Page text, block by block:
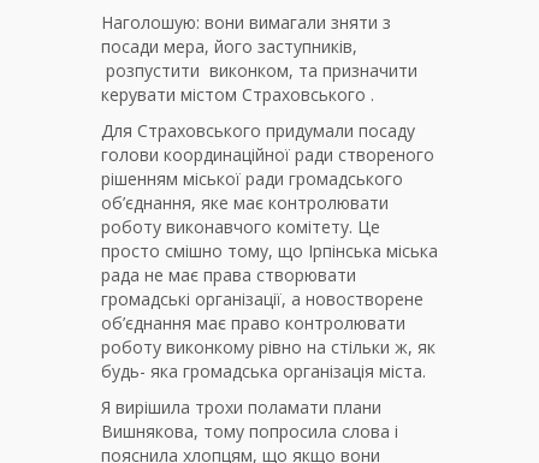
Наголошую: вони вимагали зняти з
посади мера, його заступників,
розпустити виконком, та призначити
керувати містом Страховського .
Для Страховського придумали посаду
голови координаційної ради створеного
рішенням міської ради громадського
об’єднання, яке має контролювати
роботу виконавчого комітету. Це
просто смішно тому, що Ірпінська міська
рада не має права створювати
громадські організації, а новостворене
об’єднання має право контролювати
роботу виконкому рівно на стільки ж, як
будь- яка громадська організація міста.
Я вирішила трохи поламати плани
Вишнякова, тому попросила слова і
пояснила хлопцям, що якщо вони